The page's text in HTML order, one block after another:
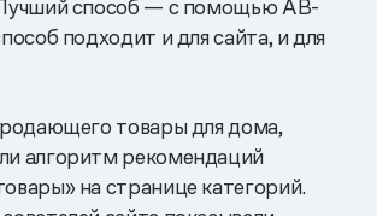
способ — с помощью AB-
подходит и для сайта, и для
товары для дома,
алгоритм рекомендаций
на странице категорий.